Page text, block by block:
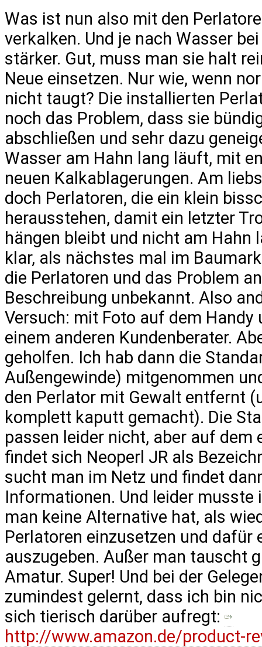
Was ist nun also mit den
verkalken. Und je nach Wasser
stärker. Gut, muss man sie halt
Neue einsetzen. Nur wie, wenn
nicht taugt? Die installierten
noch das Problem, dass sie
abschließen und sehr dazu
Wasser am Hahn lang läuft, mit
neuen Kalkablagerungen. Am
doch Perlatoren, die ein klein
herausstehen, damit ein letzter
hängen bleibt und nicht am Hahn
klar, als nächstes mal im
die Perlatoren und das Problem
Beschreibung unbekannt. Also
Versuch: mit Foto auf dem
einem anderen Kundenberater.
geholfen. Ich hab dann die
Außengewinde) mitgenommen
den Perlator mit Gewalt entfernt
komplett kaputt gemacht). Die
passen leider nicht, aber auf dem
findet sich Neoperl JR als
sucht man im Netz und findet
Informationen. Und leider musste
man keine Alternative hat, als
Perlatoren einzusetzen und dafür
auszugeben. Außer man tauscht
Amatur. Super! Und bei der
zumindest gelernt, dass ich bin
sich tierisch darüber aufregt:
http://www.amazon.de/product-